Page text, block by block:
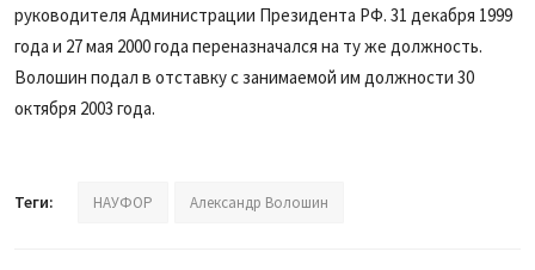
руководителя Администрации Президента РФ. 31 декабря 1999
года и 27 мая 2000 года переназначался на ту же должность.
Волошин подал в отставку с занимаемой им должности 30
октября 2003 года.
Теги: НАУФОР Александр Волошин